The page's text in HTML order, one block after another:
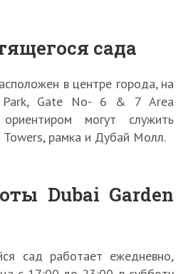
сада
в центре города, на
Park, Gate No- 6 & 7 Area
могут служить
рамка и Дубай Молл.
Dubai Garden
сад работает ежедневно,